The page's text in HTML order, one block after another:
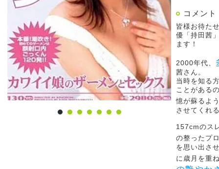
コメント
皆様お待た
優「持田茜
ます！
2000年代、
茜さん。
当時を知る
ことがある
憶が蘇るよ
させてくれ
157cmのス
の整ったプ
を思い出さ
に歳月を重